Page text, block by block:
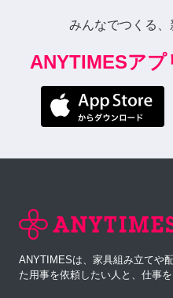
みんなでつくる、
ANYTIMESア
ANYTIMESは、家具組み立てや
た用事を依頼したい人と、仕事